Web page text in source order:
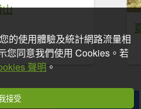
收藏
的使用體驗及統計網路流量相
您同意我們使用 Cookies。若
聲明 。
接受